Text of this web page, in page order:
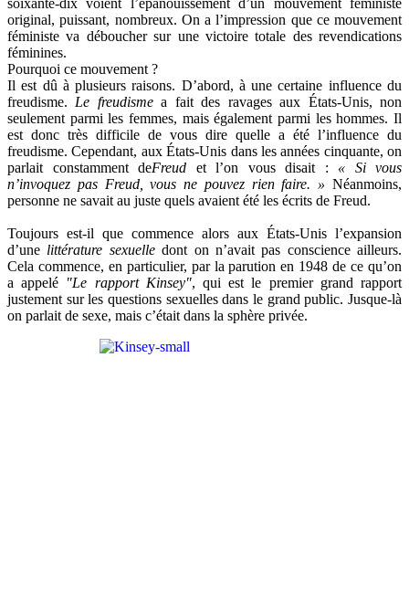
soixante-dix voient l’épanouissement d’un mouvement féministe
original, puissant, nombreux. On a l’impression que ce mouvement
féministe va déboucher sur une victoire totale des revendications
féminines.
Pourquoi ce mouvement ?
Il est dû à plusieurs raisons. D’abord, à une certaine influence du
freudisme. Le freudismea fait des ravages aux États-Unis, non
seulement parmi les femmes, mais également parmi les hommes. Il
est donc très difficile de vous dire quelle a été l’influence du
freudisme. Cependant, aux États-Unis dans les années cinquante, on
parlait constamment deFreud et l’on vous disait :
« Si vous
n’invoquez pas Freud, vous ne pouvez rien faire. » Néanmoins,
personne ne savait au juste quels avaient été les écrits de Freud.
Toujours est-il que commence alors aux États-Unis l’expansion
d’une littérature sexuelledont on n’avait pas conscience ailleurs.
Cela commence, en particulier, par la parution en 1948 de ce qu’on
a appelé "Le rapport Kinsey", qui est le premier grand rapport
justement sur les questions sexuelles dans le grand public. Jusque-là
on parlait de sexe, mais c’était dans la sphère privée.